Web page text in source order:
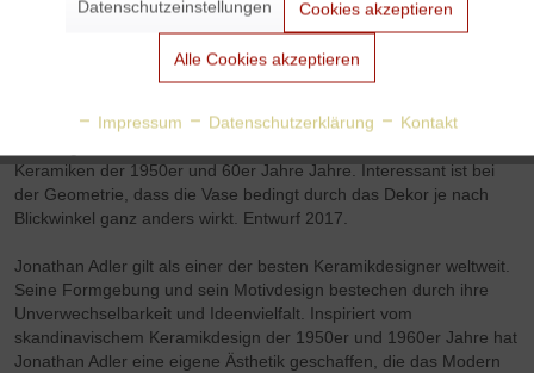
Jonathan Adler Palm Springs Cinch Vase von Jonathan Adler
Keramikserie von Jonathan Adler aus Steingut, das schwarz-
Keramiken der 1950er und 60er Jahre Jahre. Interessant ist bei
der Geometrie, dass die Vase bedingt durch das Dekor je nach
Blickwinkel ganz anders wirkt. Entwurf 2017.
Jonathan Adler gilt als einer der besten Keramikdesigner weltweit.
Seine Formgebung und sein Motivdesign bestechen durch ihre
Unverwechselbarkeit und Ideenvielfalt. Inspiriert vom
skandinavischem Keramikdesign der 1950er und 1960er Jahre hat
Jonathan Adler eine eigene Ästhetik geschaffen, die das Modern
Aktiv
Personalisierung
Service Aktiv
Datenschutzeinstellungen Cookies akzeptieren
Alle Cookies akzeptieren
Impressum Datenschutzerklärung Kontakt